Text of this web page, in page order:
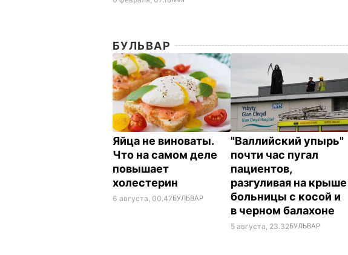
БУЛЬВАР
Яйца не виноваты.
Что на самом деле
повышает
холестерин
6 августа, 00.47БУЛЬВАР
"Валлийский упырь"
почти час пугал
пациентов,
разгуливая на крыше
больницы с косой и
в черном балахоне
5 августа, 23.32БУЛЬВАР